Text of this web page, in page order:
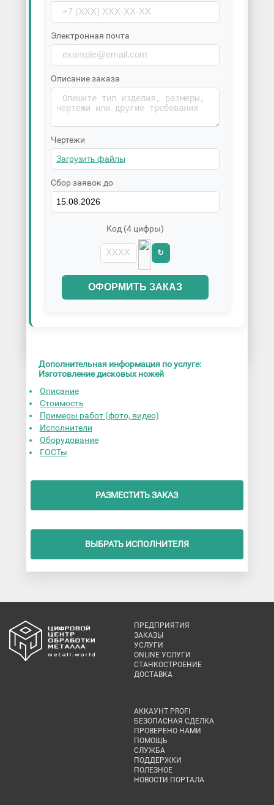
Электронная почта
Описание заказа
Чертежи
Сбор заявок до
Код (4 цифры)
↻
ОФОРМИТЬ ЗАКАЗ
Дополнительная информация по услуге:
Изготовление дисковых ножей
Описание
Стоимость
Примеры работ (фото, видео)
Исполнители
Оборудование
ГОСТы
РАЗМЕСТИТЬ ЗАКАЗ
ВЫБРАТЬ ИСПОЛНИТЕЛЯ
ПРЕДПРИЯТИЯ
ЗАКАЗЫ
УСЛУГИ
ONLINE УСЛУГИ
СТАНКОСТРОЕНИЕ
ДОСТАВКА
АККАУНТ PROFI
БЕЗОПАСНАЯ СДЕЛКА
ПРОВЕРЕНО НАМИ
ПОМОЩЬ
СЛУЖБА
ПОДДЕРЖКИ
ПОЛЕЗНОЕ
НОВОСТИ ПОРТАЛА